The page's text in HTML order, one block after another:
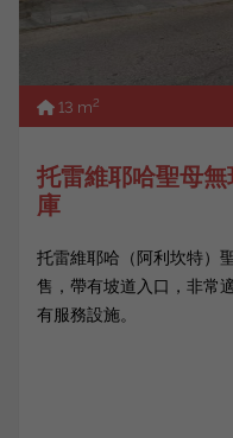
13 m2
托雷維耶哈聖母
庫
托雷維耶哈（阿利坎特）
售，帶有坡道入口，非常
有服務設施。